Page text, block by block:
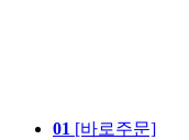
01 [바로주문]